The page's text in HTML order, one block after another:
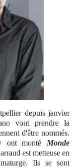
depuis janvier
vont prendre la
d'être nommés.
ont monté Monde
est metteuse en
Ils se sont